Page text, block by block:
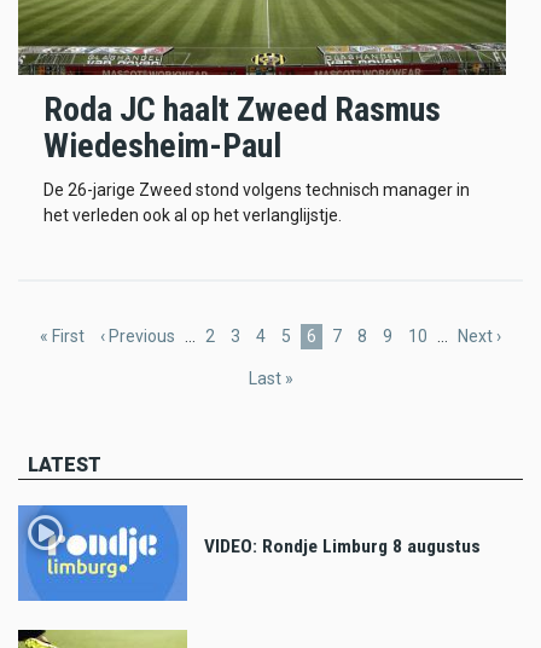
Roda JC haalt Zweed Rasmus
Wiedesheim-Paul
De 26-jarige Zweed stond volgens technisch manager in
het verleden ook al op het verlanglijstje.
First
« First
Previous
‹ Previous … Page
2 Page
3 Page
4 Page
5
Current
6 Page
7 Page
8 Page
9 Page
10 …
Next
Next ›
Last
Last »
LATEST
VIDEO: Rondje Limburg 8 augustus